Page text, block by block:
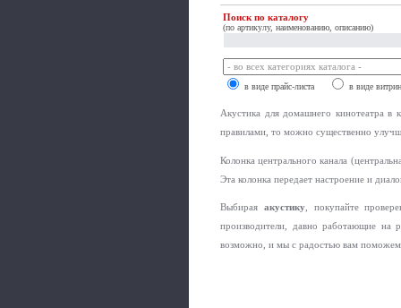
Поиск по каталогу
(по артикулу, наименованию, описанию)
в виде прайс-листа в виде
Акустика для домашнего кинотеатра в
правилами, то можно существенно
Колонка центрального канала
Эта колонка передает настроение и
Выбирая акустику, покупайте
производители, давно работающие на
возможно, и мы с радостью вам